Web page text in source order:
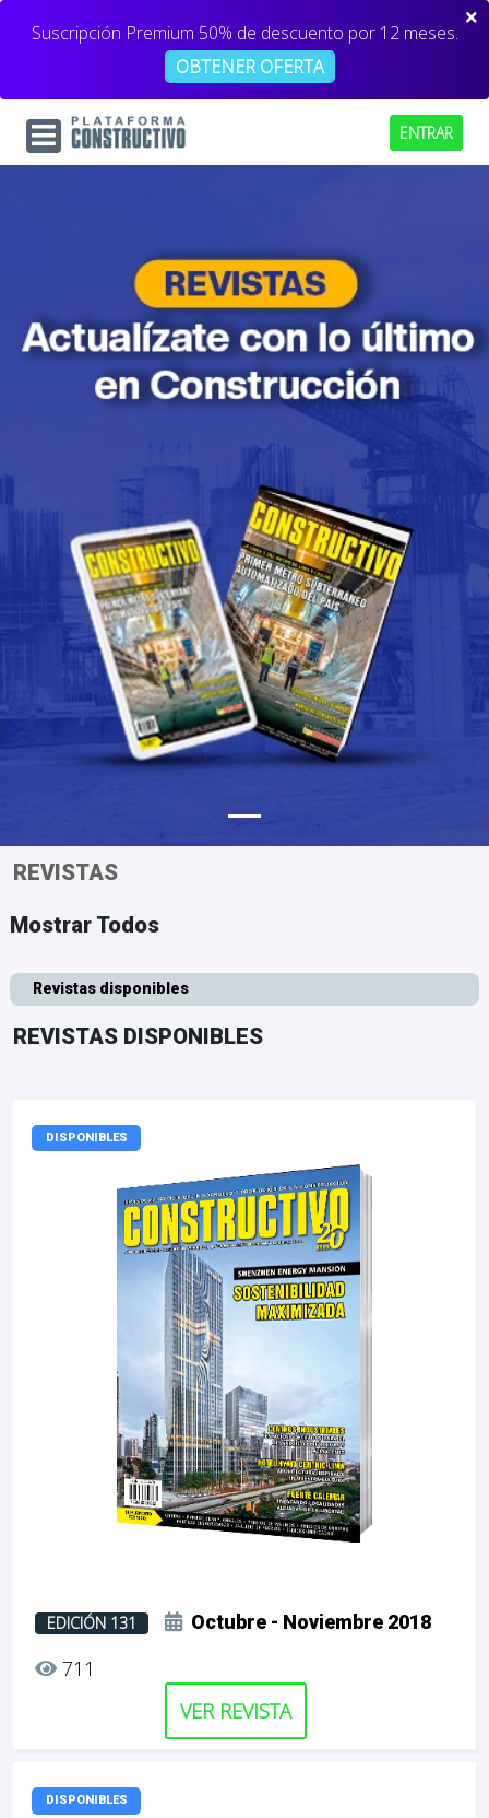
Suscripción Premium 50% de descuento por 12 meses.
OBTENER OFERTA
ENTRAR
REVISTAS
Mostrar Todos
Revistas disponibles
REVISTAS DISPONIBLES
DISPONIBLES
EDICIÓN 131 Octubre - Noviembre 2018
711
VER REVISTA
DISPONIBLES